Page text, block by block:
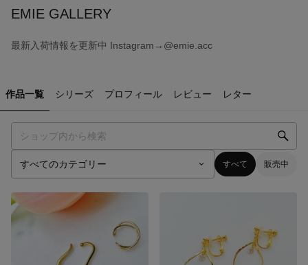
EMIE GALLERY
最新入荷情報を更新中 Instagram→@emie.acc
作品一覧 シリーズ プロフィール レビュー レター
すべて 販売中